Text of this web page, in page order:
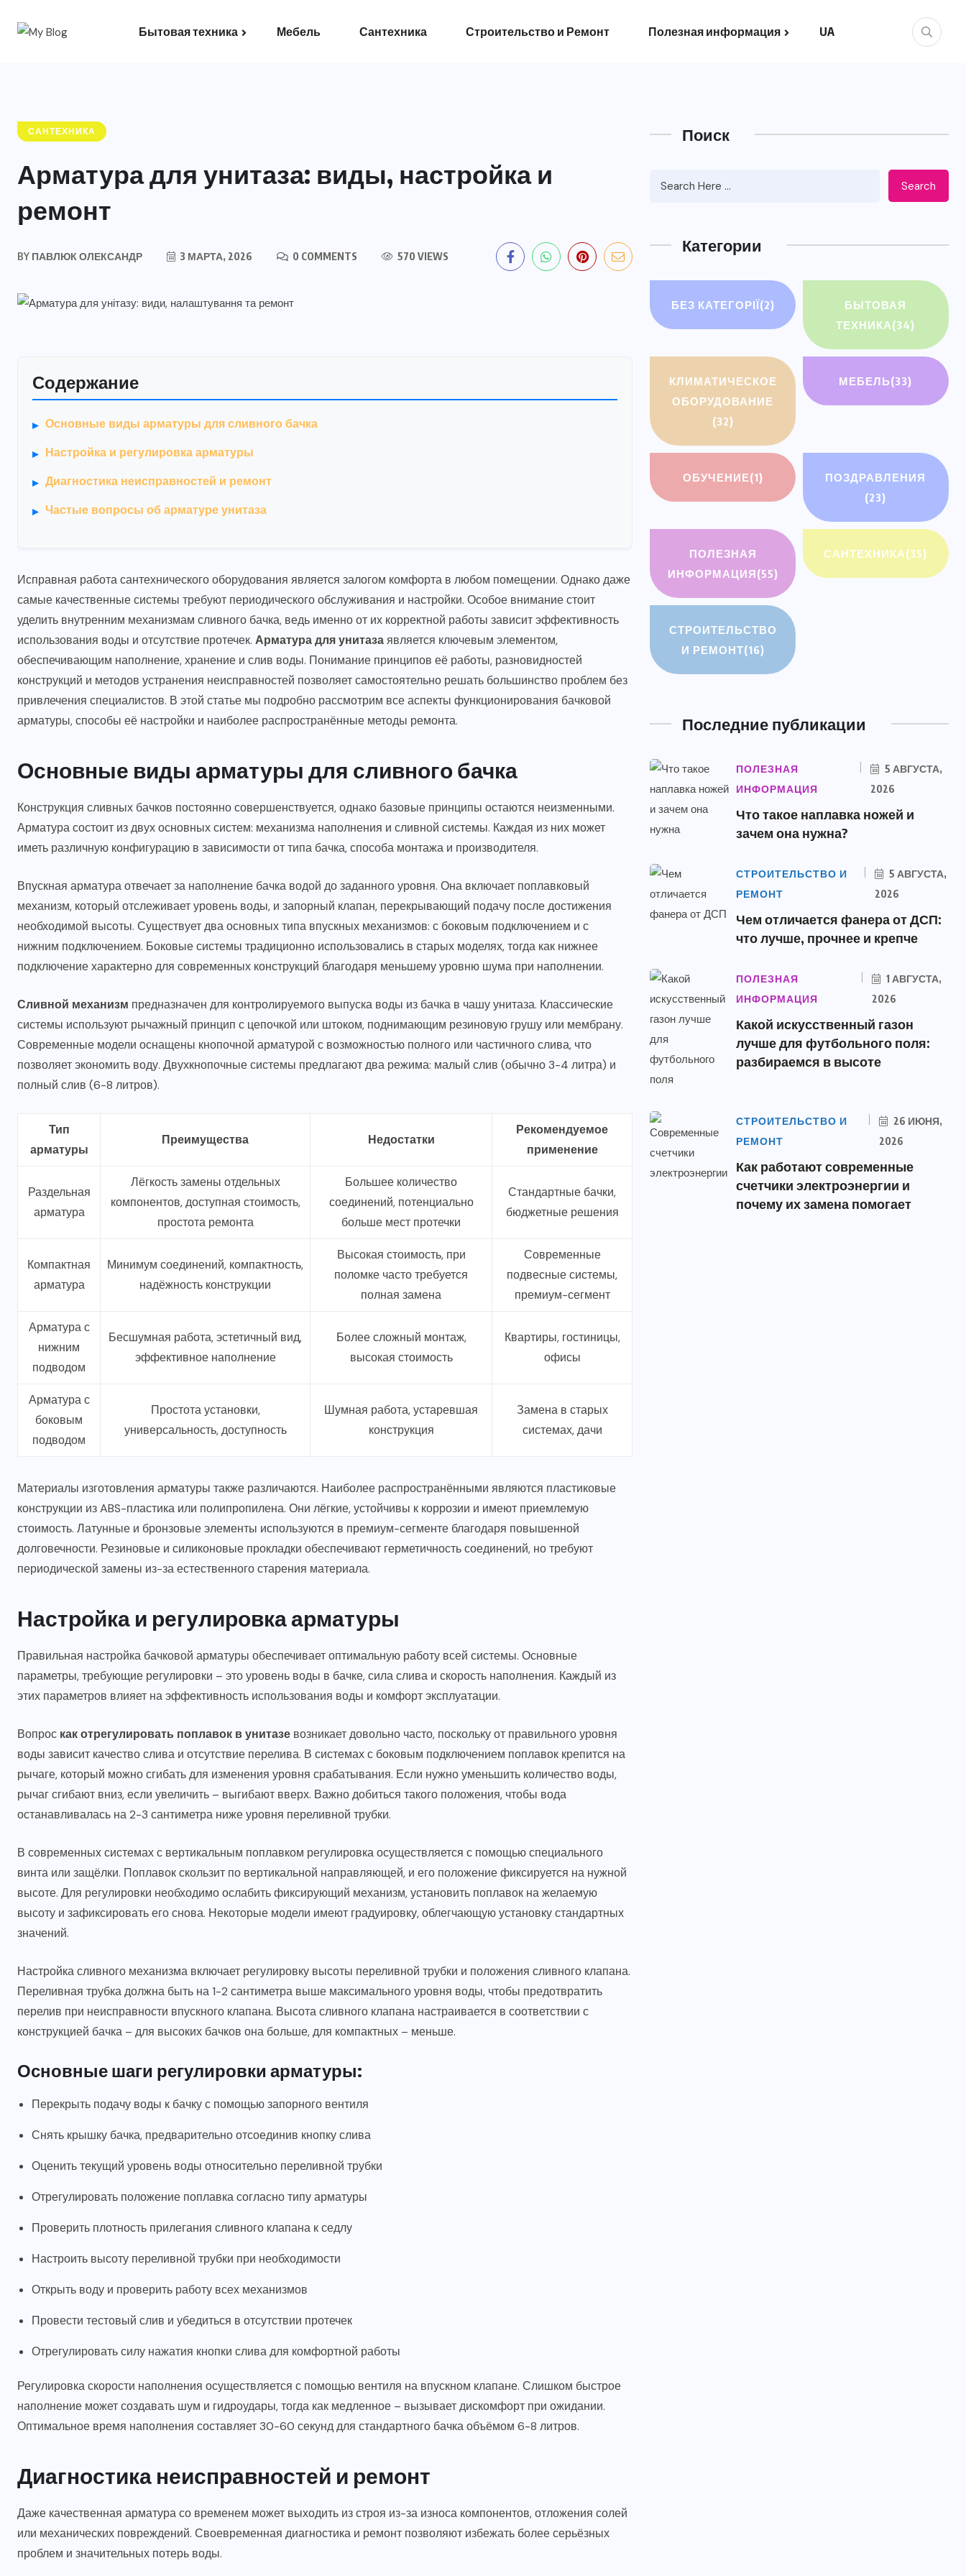
Бытовая техника Мебель Сантехника Строительство и Ремонт Полезная информация UA
САНТЕХНИКА
Арматура для унитаза: виды, настройка и
ремонт
BY ПАВЛЮК ОЛЕКСАНДР 3 МАРТА, 2026 0 COMMENTS 570 VIEWS
Содержание
Основные виды арматуры для сливного бачка
Настройка и регулировка арматуры
Диагностика неисправностей и ремонт
Частые вопросы об арматуре унитаза
Исправная работа сантехнического оборудования является залогом комфорта в любом помещении. Однако даже
самые качественные системы требуют периодического обслуживания и настройки. Особое внимание стоит
уделить внутренним механизмам сливного бачка, ведь именно от их корректной работы зависит эффективность
использования воды и отсутствие протечек. Арматура для унитазаявляется ключевым элементом,
обеспечивающим наполнение, хранение и слив воды. Понимание принципов её работы, разновидностей
конструкций и методов устранения неисправностей позволяет самостоятельно решать большинство проблем без
привлечения специалистов. В этой статье мы подробно рассмотрим все аспекты функционирования бачковой
арматуры, способы её настройки и наиболее распространённые методы ремонта.
Основные виды арматуры для сливного бачка
Конструкция сливных бачков постоянно совершенствуется, однако базовые принципы остаются неизменными.
Арматура состоит из двух основных систем: механизма наполнения и сливной системы. Каждая из них может
иметь различную конфигурацию в зависимости от типа бачка, способа монтажа и производителя.
Впускная арматура отвечает за наполнение бачка водой до заданного уровня. Она включает поплавковый
механизм, который отслеживает уровень воды, и запорный клапан, перекрывающий подачу после достижения
необходимой высоты. Существует два основных типа впускных механизмов: с боковым подключением и с
нижним подключением. Боковые системы традиционно использовались в старых моделях, тогда как нижнее
подключение характерно для современных конструкций благодаря меньшему уровню шума при наполнении.
Сливной механизм предназначен для контролируемого выпуска воды из бачка в чашу унитаза. Классические
системы используют рычажный принцип с цепочкой или штоком, поднимающим резиновую грушу или мембрану.
Современные модели оснащены кнопочной арматурой с возможностью полного или частичного слива, что
позволяет экономить воду. Двухкнопочные системы предлагают два режима: малый слив (обычно 3-4 литра) и
полный слив (6-8 литров).
Тип
арматуры
Преимущества Недостатки
Рекомендуемое
применение
Раздельная
арматура
Лёгкость замены отдельных
компонентов, доступная стоимость,
простота ремонта
Большее количество
соединений, потенциально
больше мест протечки
Стандартные бачки,
бюджетные решения
Компактная
арматура
Минимум соединений, компактность,
надёжность конструкции
Высокая стоимость, при
поломке часто требуется
полная замена
Современные
подвесные системы,
премиум-сегмент
Арматура с
нижним
подводом
Бесшумная работа, эстетичный вид,
эффективное наполнение
Более сложный монтаж,
высокая стоимость
Квартиры, гостиницы,
офисы
Арматура с
боковым
подводом
Простота установки,
универсальность, доступность
Шумная работа, устаревшая
конструкция
Замена в старых
системах, дачи
Материалы изготовления арматуры также различаются. Наиболее распространёнными являются пластиковые
конструкции из ABS-пластика или полипропилена. Они лёгкие, устойчивы к коррозии и имеют приемлемую
стоимость. Латунные и бронзовые элементы используются в премиум-сегменте благодаря повышенной
долговечности. Резиновые и силиконовые прокладки обеспечивают герметичность соединений, но требуют
периодической замены из-за естественного старения материала.
Настройка и регулировка арматуры
Правильная настройка бачковой арматуры обеспечивает оптимальную работу всей системы. Основные
параметры, требующие регулировки – это уровень воды в бачке, сила слива и скорость наполнения. Каждый из
этих параметров влияет на эффективность использования воды и комфорт эксплуатации.
Вопрос как отрегулировать поплавок в унитазе возникает довольно часто, поскольку от правильного уровня
воды зависит качество слива и отсутствие перелива. В системах с боковым подключением поплавок крепится на
рычаге, который можно сгибать для изменения уровня срабатывания. Если нужно уменьшить количество воды,
рычаг сгибают вниз, если увеличить – выгибают вверх. Важно добиться такого положения, чтобы вода
останавливалась на 2-3 сантиметра ниже уровня переливной трубки.
В современных системах с вертикальным поплавком регулировка осуществляется с помощью специального
винта или защёлки. Поплавок скользит по вертикальной направляющей, и его положение фиксируется на нужной
высоте. Для регулировки необходимо ослабить фиксирующий механизм, установить поплавок на желаемую
высоту и зафиксировать его снова. Некоторые модели имеют градуировку, облегчающую установку стандартных
значений.
Настройка сливного механизма включает регулировку высоты переливной трубки и положения сливного клапана.
Переливная трубка должна быть на 1-2 сантиметра выше максимального уровня воды, чтобы предотвратить
перелив при неисправности впускного клапана. Высота сливного клапана настраивается в соответствии с
конструкцией бачка – для высоких бачков она больше, для компактных – меньше.
Основные шаги регулировки арматуры:
Перекрыть подачу воды к бачку с помощью запорного вентиля
Снять крышку бачка, предварительно отсоединив кнопку слива
Оценить текущий уровень воды относительно переливной трубки
Отрегулировать положение поплавка согласно типу арматуры
Проверить плотность прилегания сливного клапана к седлу
Настроить высоту переливной трубки при необходимости
Открыть воду и проверить работу всех механизмов
Провести тестовый слив и убедиться в отсутствии протечек
Отрегулировать силу нажатия кнопки слива для комфортной работы
Регулировка скорости наполнения осуществляется с помощью вентиля на впускном клапане. Слишком быстрое
наполнение может создавать шум и гидроудары, тогда как медленное – вызывает дискомфорт при ожидании.
Оптимальное время наполнения составляет 30-60 секунд для стандартного бачка объёмом 6-8 литров.
Диагностика неисправностей и ремонт
Даже качественная арматура со временем может выходить из строя из-за износа компонентов, отложения солей
или механических повреждений. Своевременная диагностика и ремонт позволяют избежать более серьёзных
проблем и значительных потерь воды.
Поиск
Search
Категории
БЕЗ КАТЕГОРІЇ(2)
БЫТОВАЯ
ТЕХНИКА(34)
КЛИМАТИЧЕСКОЕ
ОБОРУДОВАНИЕ
(32)
МЕБЕЛЬ(33)
ОБУЧЕНИЕ(1)
ПОЗДРАВЛЕНИЯ
(23)
ПОЛЕЗНАЯ
ИНФОРМАЦИЯ(55)
САНТЕХНИКА(35)
СТРОИТЕЛЬСТВО
И РЕМОНТ(16)
Последние публикации
ПОЛЕЗНАЯ
ИНФОРМАЦИЯ
5 АВГУСТА,
2026
Что такое наплавка ножей и
зачем она нужна?
СТРОИТЕЛЬСТВО И
РЕМОНТ
5 АВГУСТА,
2026
Чем отличается фанера от ДСП:
что лучше, прочнее и крепче
ПОЛЕЗНАЯ
ИНФОРМАЦИЯ
1 АВГУСТА,
2026
Какой искусственный газон
лучше для футбольного поля:
разбираемся в высоте
СТРОИТЕЛЬСТВО И
РЕМОНТ
26 ИЮНЯ,
2026
Как работают современные
счетчики электроэнергии и
почему их замена помогает